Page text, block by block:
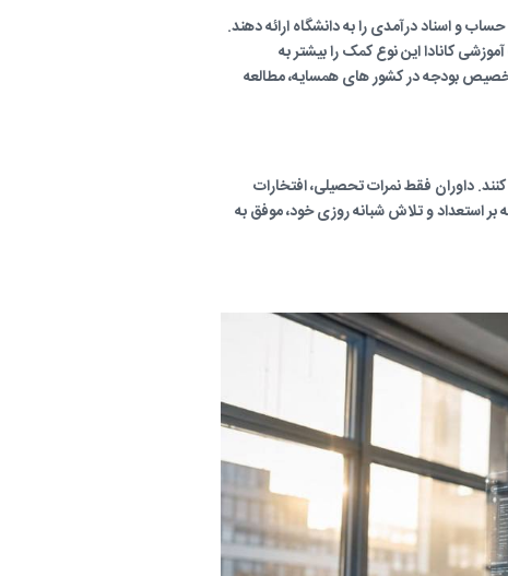
و اسناد درآمدی را به دانشگاه ارائه دهند.
کانادا این نوع کمک را بیشتر به
بودجه در کشور های همسایه، مطالعه
داوران فقط نمرات تحصیلی، افتخارات
بر استعداد و تلاش شبانه روزی خود، موفق به